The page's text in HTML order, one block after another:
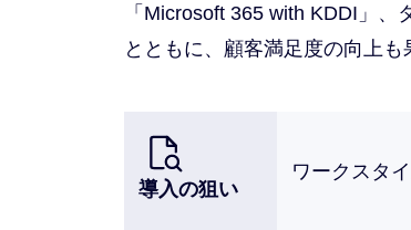
「Microsoft 365 with KDDI」
とともに、顧客満足度の向上も
導入の狙い
ワークスタ